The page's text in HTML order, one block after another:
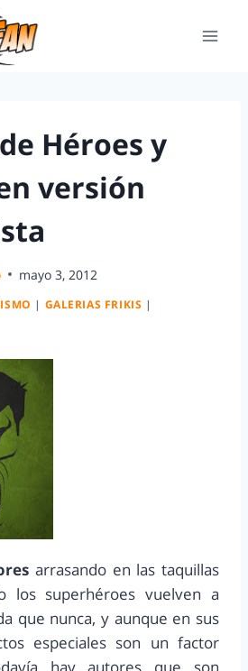
Héroes y
versión
mayo 3, 2012
| GALERIAS FRIKIS |
arrasando en las taquillas
los superhéroes vuelven a
que nunca, y aunque en sus
especiales son un factor